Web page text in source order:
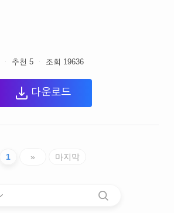
ㆍ 추천 5 ㆍ 조회 19636
다운로드
1 » 마지막